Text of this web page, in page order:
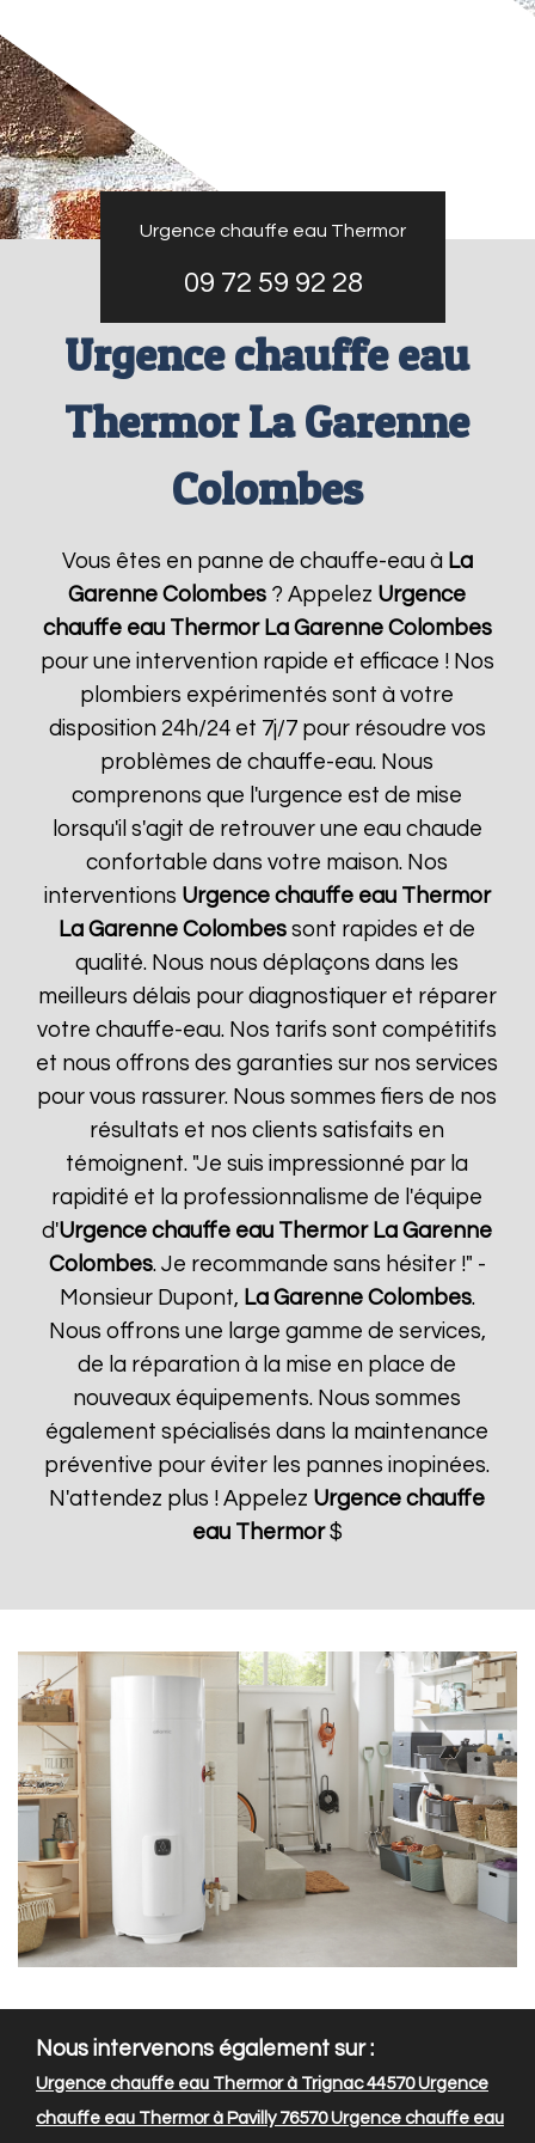
Urgence chauffe eau Thermor
09 72 59 92 28
Urgence chauffe eau
Thermor La Garenne
Colombes
Vous êtes en panne de chauffe-eau à La
Garenne Colombes ? Appelez Urgence
chauffe eau Thermor La Garenne Colombes
pour une intervention rapide et efficace ! Nos
plombiers expérimentés sont à votre
disposition 24h/24 et 7j/7 pour résoudre vos
problèmes de chauffe-eau. Nous
comprenons que l'urgence est de mise
lorsqu'il s'agit de retrouver une eau chaude
confortable dans votre maison. Nos
interventions Urgence chauffe eau Thermor
La Garenne Colombes sont rapides et de
qualité. Nous nous déplaçons dans les
meilleurs délais pour diagnostiquer et réparer
votre chauffe-eau. Nos tarifs sont compétitifs
et nous offrons des garanties sur nos services
pour vous rassurer. Nous sommes fiers de nos
résultats et nos clients satisfaits en
témoignent. "Je suis impressionné par la
rapidité et la professionnalisme de l'équipe
d'Urgence chauffe eau Thermor La Garenne
Colombes. Je recommande sans hésiter !" -
Monsieur Dupont, La Garenne Colombes.
Nous offrons une large gamme de services,
de la réparation à la mise en place de
nouveaux équipements. Nous sommes
également spécialisés dans la maintenance
préventive pour éviter les pannes inopinées.
N'attendez plus ! Appelez Urgence chauffe
eau Thermor$
Nous intervenons également sur :
Urgence chauffe eau Thermor à Trignac 44570Urgence
chauffe eau Thermor à Pavilly 76570Urgence chauffe eau